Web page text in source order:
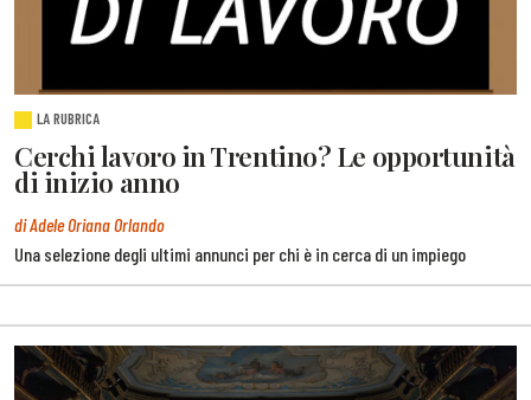
LA RUBRICA
Cerchi lavoro in Trentino? Le opportunità
di inizio anno
di Adele Oriana Orlando
Una selezione degli ultimi annunci per chi è in cerca di un impiego